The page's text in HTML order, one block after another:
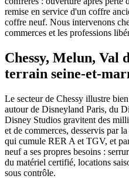
remise en service d'un coffre
coffre neuf. Nous intervenons
commerces et les professions
Chessy, Melun, Val
terrain seine-et-
Le secteur de Chessy illustre
autour de Disneyland Paris, du
Disney Studios gravitent des
et de commerces, desservis par
qui cumule RER A et TGV, et
neuf a ses propres besoins :
du matériel certifié, locations
sous contrôle.